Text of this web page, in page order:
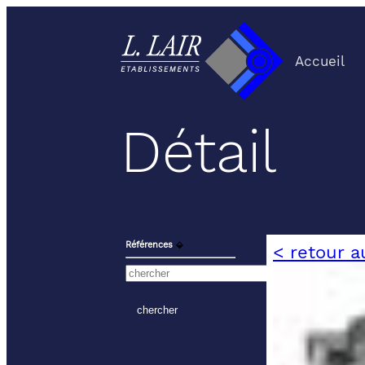
Accueil
Détail
Références ⬙ < retour